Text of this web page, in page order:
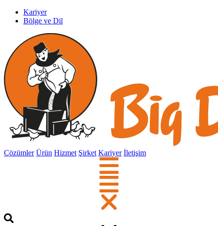
Kariyer
Bölge ve Dil
Çözümler Ürün Hizmet Şirket Kariyer İletişim